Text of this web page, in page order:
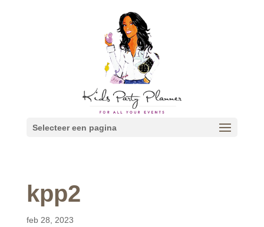
Selecteer een pagina
kpp2
feb 28, 2023